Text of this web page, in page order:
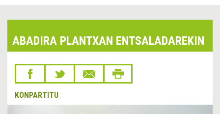
ABADIRA PLANTXAN ENTSALADAREKIN
KONPARTITU